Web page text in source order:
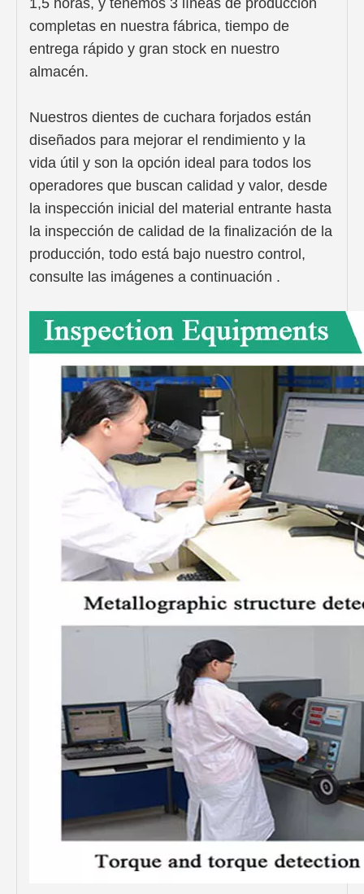
1,5 horas, y tenemos 3 líneas de producción
completas en nuestra fábrica, tiempo de
entrega rápido y gran stock en nuestro
almacén.
Nuestros dientes de cuchara forjados están
diseñados para mejorar el rendimiento y la
vida útil y son la opción ideal para todos los
operadores que buscan calidad y valor, desde
la inspección inicial del material entrante hasta
la inspección de calidad de la finalización de la
producción, todo está bajo nuestro control,
consulte las imágenes a continuación .